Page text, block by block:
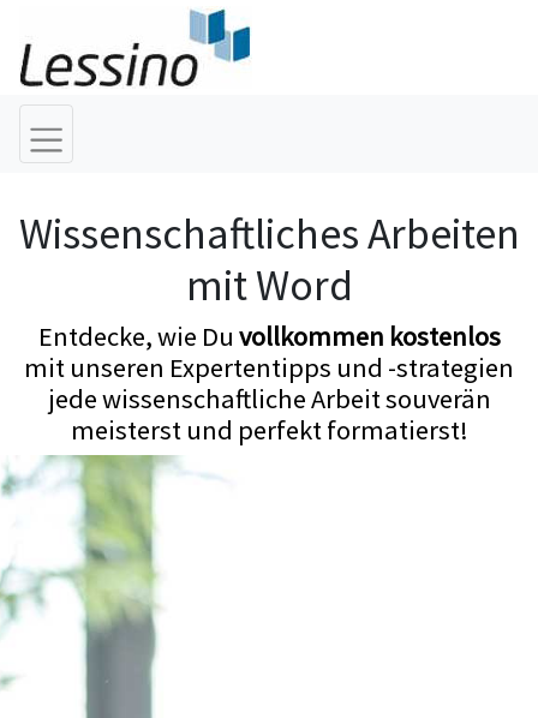
Wissenschaftliches Arbeiten
mit Word
Entdecke, wie Du vollkommen kostenlos
mit unseren Expertentipps und -strategien
jede wissenschaftliche Arbeit souverän
meisterst und perfekt formatierst!